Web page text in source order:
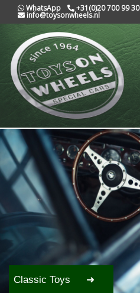
WhatsApp +31(0)20 700 99 30
info@toysonwheels.nl
Classic Toys